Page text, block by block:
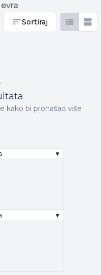
Sortiraj
kako bi pronašao više
▾
▾